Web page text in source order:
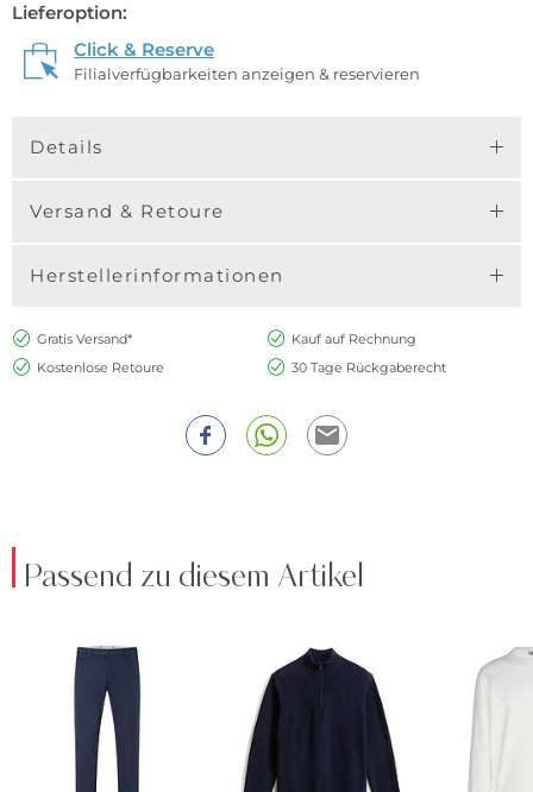
Lieferoption:
Click & Reserve
Filialverfügbarkeiten anzeigen & reservieren
Details
Versand & Retoure
Herstellerinformationen
Gratis Versand*
Kauf auf Rechnung
Kostenlose Retoure
30 Tage Rückgaberecht
Passend zu diesem Artikel